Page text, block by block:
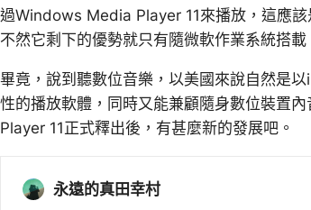
過Windows Media Player 11來播放，這應
不然它剩下的優勢就只有隨微軟作業系統搭載
畢竟，說到聽數位音樂，以美國來說自然是
性的播放軟體，同時又能兼顧隨身數位裝置
Player 11正式釋出後，有甚麼新的發展吧。
永遠的真田幸村